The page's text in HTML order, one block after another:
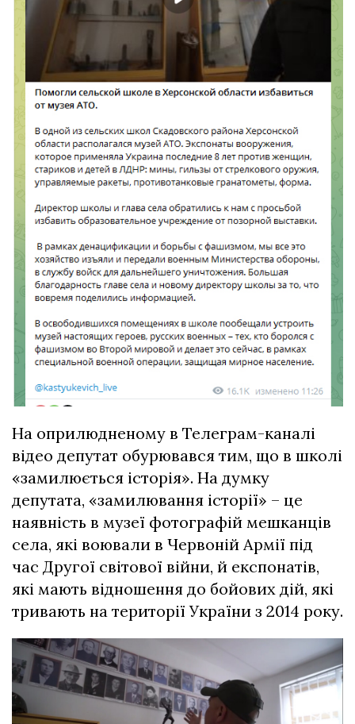
На оприлюдненому в Телеграм-каналі
відео депутат обурювався тим, що в школі
«замилюється історія». На думку
депутата, «замилювання історії» – це
наявність в музеї фотографій мешканців
села, які воювали в Червоній Армії під
час Другої світової війни, й експонатів,
які мають відношення до бойових дій, які
тривають на території України з 2014 року.